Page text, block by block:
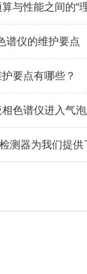
与性能之间的“
谱仪的维护要点
要点有哪些？
色谱仪进入气泡